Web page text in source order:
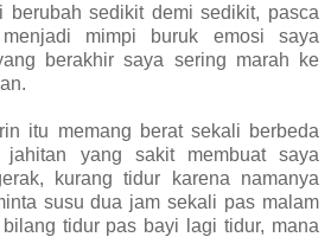
berubah sedikit demi sedikit, pasca
mimpi buruk emosi saya
berakhir saya sering marah ke
itu memang berat sekali berbeda
jahitan yang sakit membuat saya
kurang tidur karena namanya
susu dua jam sekali pas malam
tidur pas bayi lagi tidur, mana